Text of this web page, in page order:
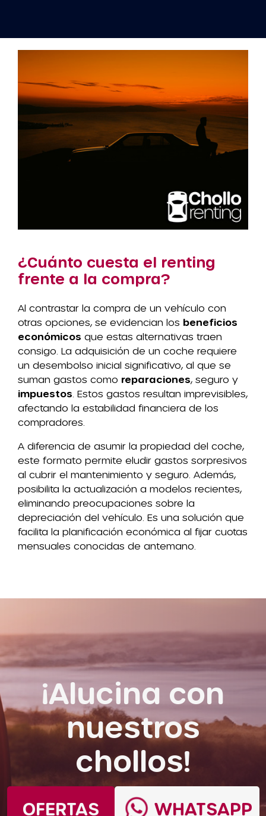
¿Cuánto cuesta el renting
frente a la compra?
Al contrastar la compra de un vehículo con
otras opciones, se evidencian los beneficios
económicos que estas alternativas traen
consigo. La adquisición de un coche requiere
un desembolso inicial significativo, al que se
suman gastos como reparaciones, seguro y
impuestos . Estos gastos resultan imprevisibles,
afectando la estabilidad financiera de los
compradores.
A diferencia de asumir la propiedad del coche,
este formato permite eludir gastos sorpresivos
al cubrir el mantenimiento y seguro. Además,
posibilita la actualización a modelos recientes,
eliminando preocupaciones sobre la
depreciación del vehículo. Es una solución que
facilita la planificación económica al fijar cuotas
mensuales conocidas de antemano.
¡Alucina con
nuestros
chollos!
OFERTAS WHATSAPP